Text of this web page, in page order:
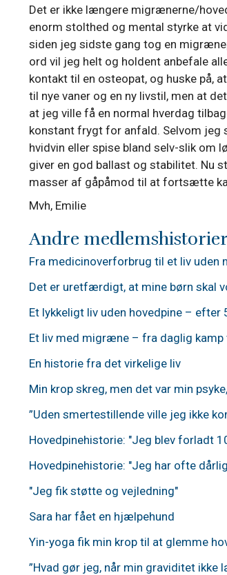
Det er ikke længere migrænerne/
enorm stolthed og mental styrke at
siden jeg sidste gang tog en
ord vil jeg helt og holdent anbefale
kontakt til en osteopat, og huske på,
til nye vaner og en ny livstil, men at
at jeg ville få en normal hverdag
konstant frygt for anfald. Selvom jeg
hvidvin eller spise bland selv-slik om
giver en god ballast og stabilitet. Nu
masser af gåpåmod til at fortsætte
Mvh, Emilie
Andre medlemshistorier
Fra medicinoverforbrug til et liv uden
Det er uretfærdigt, at mine børn skal
Et lykkeligt liv uden hovedpine – efter
Et liv med migræne – fra daglig
En historie fra det virkelige liv
Min krop skreg, men det var min
”Uden smertestillende ville jeg ikke
Hovedpinehistorie: "Jeg blev forladt
Hovedpinehistorie: "Jeg har ofte
"Jeg fik støtte og vejledning"
Sara har fået en hjælpehund
Yin-yoga fik min krop til at glemme
”Hvad gør jeg, når min graviditet